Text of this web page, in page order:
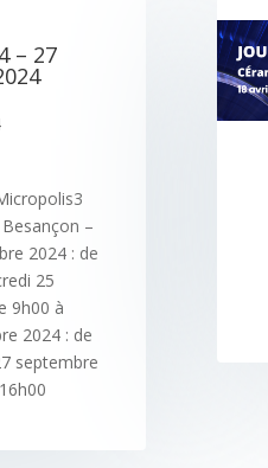
– 27
–
2024 : de
25
9h00 à
2024 : de
septembre